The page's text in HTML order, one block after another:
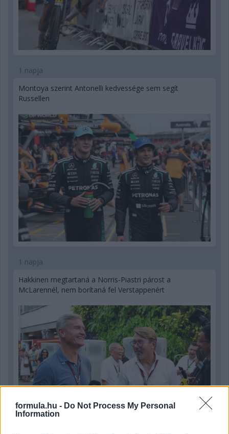
formula.hu - Do Not Process My Personal
Information
1 napja
Montoya szerint Antonelli kedvessége sem segít
Russellen
1 napja
Hakkinen megtartaná a Norris-Piastri párost a
McLarennél, nem borítaná fel Verstappenért